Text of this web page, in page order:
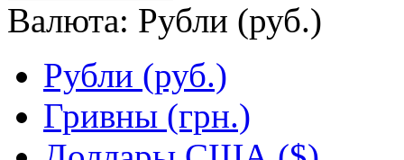
Валюта: Рубли (руб.)
Рубли (руб.)
Гривны (грн.)